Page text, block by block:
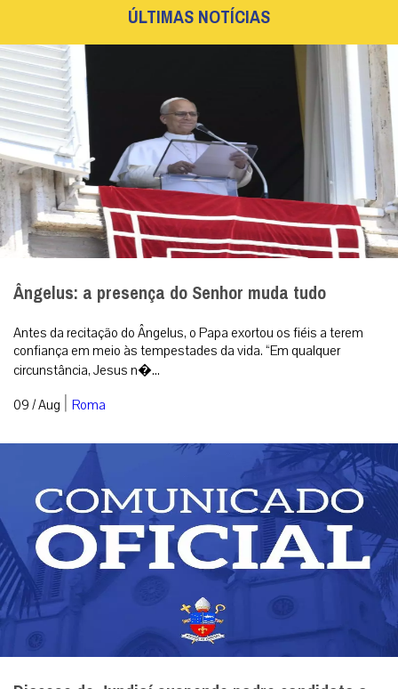
ÚLTIMAS NOTÍCIAS
Ângelus: a presença do Senhor muda tudo
Antes da recitação do Ângelus, o Papa exortou os fiéis a terem
confiança em meio às tempestades da vida. “Em qualquer
circunstância, Jesus n�...
09 / Aug | Roma